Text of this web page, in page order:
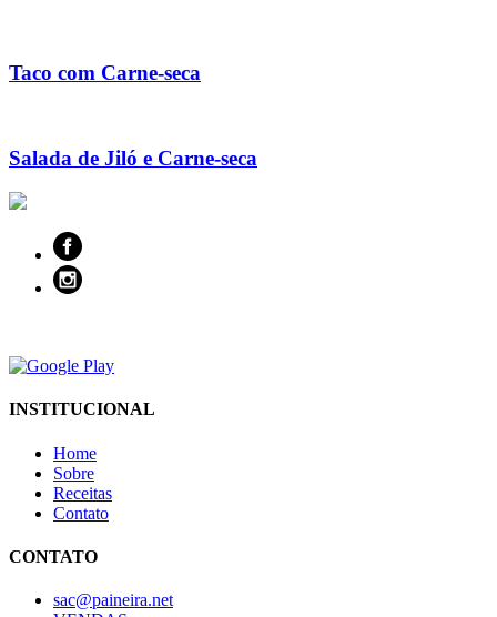
Taco com Carne-seca
Salada de Jiló e Carne-seca
INSTITUCIONAL
Home
Sobre
Receitas
Contato
CONTATO
sac@paineira.net